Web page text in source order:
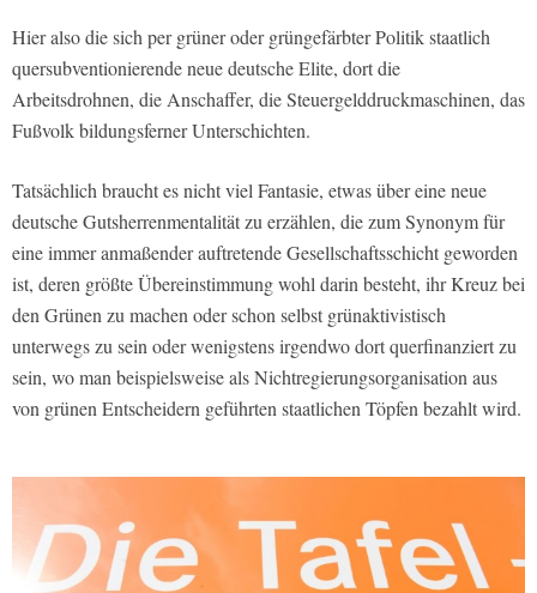
Hier also die sich per grüner oder grüngefärbter Politik staatlich
quersubventionierende neue deutsche Elite, dort die
Arbeitsdrohnen, die Anschaffer, die Steuergelddruckmaschinen, das
Fußvolk bildungsferner Unterschichten.
Tatsächlich braucht es nicht viel Fantasie, etwas über eine neue
deutsche Gutsherrenmentalität zu erzählen, die zum Synonym für
eine immer anmaßender auftretende Gesellschaftsschicht geworden
ist, deren größte Übereinstimmung wohl darin besteht, ihr Kreuz bei
den Grünen zu machen oder schon selbst grünaktivistisch
unterwegs zu sein oder wenigstens irgendwo dort querfinanziert zu
sein, wo man beispielsweise als Nichtregierungsorganisation aus
von grünen Entscheidern geführten staatlichen Töpfen bezahlt wird.